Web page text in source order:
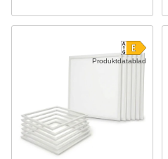
Produktdatablad